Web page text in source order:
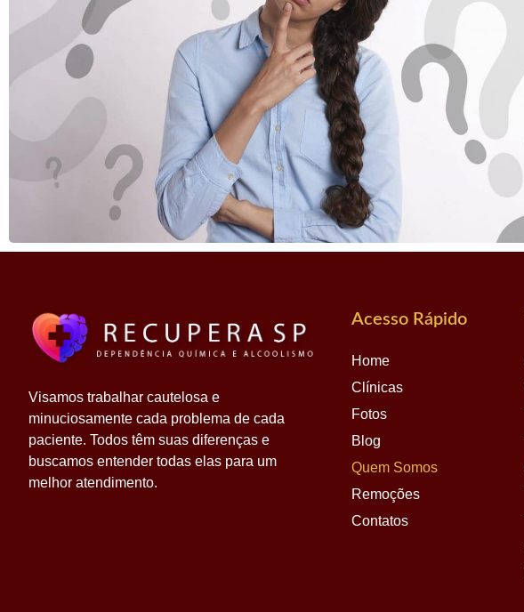
Visamos trabalhar cautelosa e
minuciosamente cada problema de cada
paciente. Todos têm suas diferenças e
buscamos entender todas elas para um
melhor atendimento.
Acesso Rápido
Home
Clínicas
Fotos
Blog
Quem Somos
Remoções
Contatos